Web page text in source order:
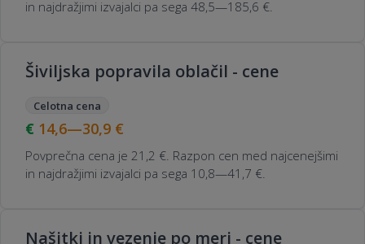
in najdražjimi izvajalci pa sega 48,5—185,6 €.
Šiviljska popravila oblačil - cene
Celotna cena
14,6—30,9 €
Povprečna cena je 21,2 €. Razpon cen med najcenejšimi
in najdražjimi izvajalci pa sega 10,8—41,7 €.
Našitki in vezenje po meri - cene